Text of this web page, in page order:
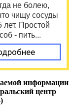
не болею,
чищу сосуды
лет. Простой
- пить...
информации
центр